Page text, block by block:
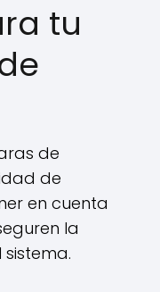
tu
de
de
en cuenta
la